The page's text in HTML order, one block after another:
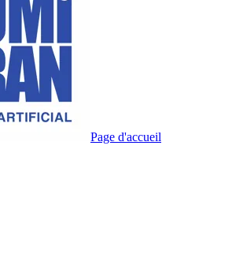
Page d'accueil